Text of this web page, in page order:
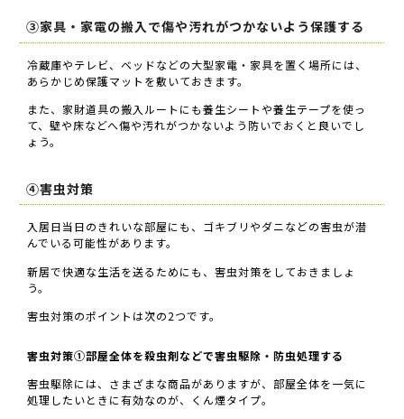
③家具・家電の搬入で傷や汚れがつかないよう保護する
冷蔵庫やテレビ、ベッドなどの大型家電・家具を置く場所には、
あらかじめ保護マットを敷いておきます。
また、家財道具の搬入ルートにも養生シートや養生テープを使っ
て、壁や床などへ傷や汚れがつかないよう防いでおくと良いでし
ょう。
④害虫対策
入居日当日のきれいな部屋にも、ゴキブリやダニなどの害虫が潜
んでいる可能性があります。
新居で快適な生活を送るためにも、害虫対策をしておきましょ
う。
害虫対策のポイントは次の2つです。
害虫対策①部屋全体を殺虫剤などで害虫駆除・防虫処理する
害虫駆除には、さまざまな商品がありますが、部屋全体を一気に
処理したいときに有効なのが、くん煙タイプ。